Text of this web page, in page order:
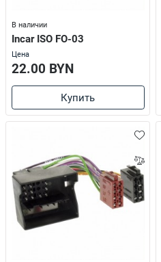
В наличии
Incar ISO FO-03
Цена
22.00 BYN
Купить